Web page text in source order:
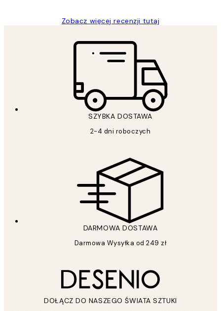
Zobacz więcej recenzji tutaj
SZYBKA DOSTAWA
2-4 dni roboczych
DARMOWA DOSTAWA
Darmowa Wysyłka od 249 zł
DOŁĄCZ DO NASZEGO ŚWIATA SZTUKI